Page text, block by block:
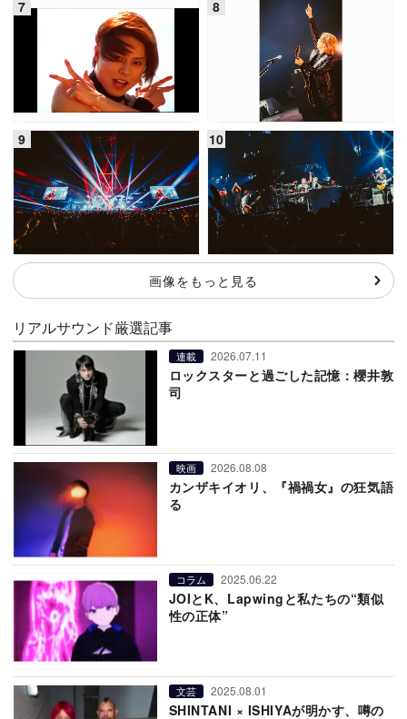
画像をもっと見る
リアルサウンド厳選記事
連載 2026.07.11
ロックスターと過ごした記憶：櫻井敦
司
映画 2026.08.08
カンザキイオリ、『禍禍女』の狂気語
る
コラム 2025.06.22
JOIとK、Lapwingと私たちの“類似
性の正体”
文芸 2025.08.01
SHINTANI × ISHIYAが明かす、噂の